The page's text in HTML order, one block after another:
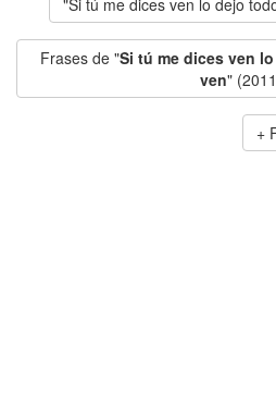
"Si tú me dices ven lo dejo
Frases de "Si tú me dices ven
ven"